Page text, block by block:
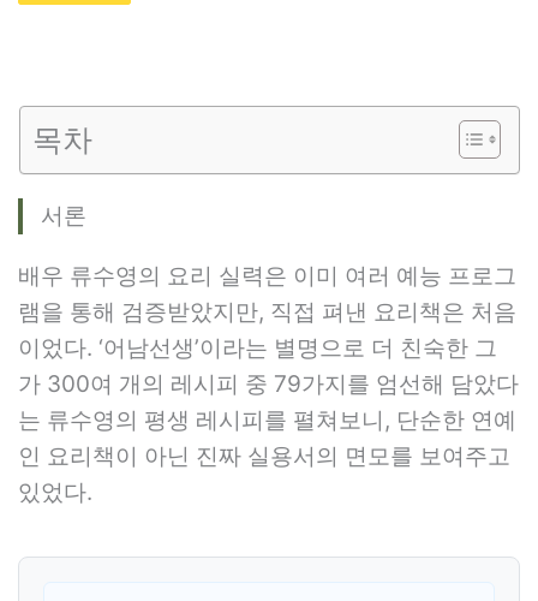
목차
서론
배우 류수영의 요리 실력은 이미 여러 예능 프로그
램을 통해 검증받았지만, 직접 펴낸 요리책은 처음
이었다. ‘어남선생’이라는 별명으로 더 친숙한 그
가 300여 개의 레시피 중 79가지를 엄선해 담았다
는 류수영의 평생 레시피를 펼쳐보니, 단순한 연예
인 요리책이 아닌 진짜 실용서의 면모를 보여주고
있었다.